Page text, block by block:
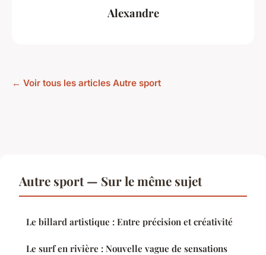
Alexandre
← Voir tous les articles Autre sport
Autre sport — Sur le même sujet
Le billard artistique : Entre précision et créativité
Le surf en rivière : Nouvelle vague de sensations